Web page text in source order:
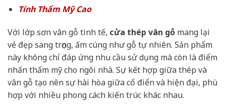
Tính Thẩm Mỹ Cao
Với lớp sơn vân gỗ tinh tế, cửa thép vân gỗ mang lại
vẻ đẹp sang trọng, ấm cúng như gỗ tự nhiên. Sản phẩm
này không chỉ đáp ứng nhu cầu sử dụng mà còn là điểm
nhấn thẩm mỹ cho ngôi nhà. Sự kết hợp giữa thép và
vân gỗ tạo nên sự hài hòa giữa cổ điển và hiện đại, phù
hợp với nhiều phong cách kiến trúc khác nhau.